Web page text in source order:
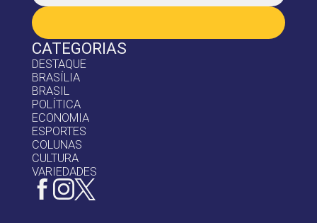
CATEGORIAS
DESTAQUE
BRASÍLIA
BRASIL
POLÍTICA
ECONOMIA
ESPORTES
COLUNAS
CULTURA
VARIEDADES